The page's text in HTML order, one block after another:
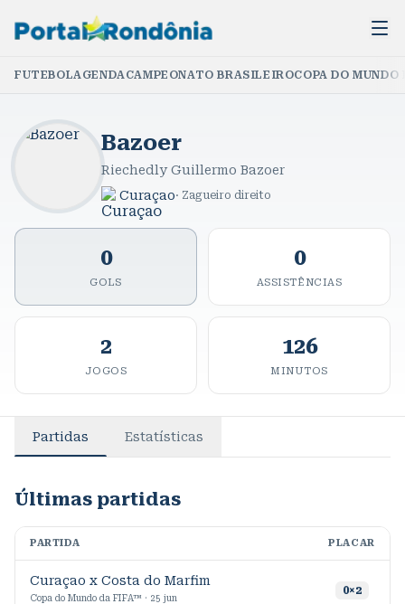
FUTEBOLAGENDACAMPEONATO BRASILEIROCOPA DO
Bazoer
Riechedly Guillermo Bazoer
Curaçao· Zagueiro direito
0
GOLS
0
ASSISTÊNCIAS
2
JOGOS
126
MINUTOS
Partidas Estatísticas
Últimas partidas
PARTIDA PLACAR
Curaçao x Costa do Marfim
Copa do Mundo da FIFA™ · 25 jun
0×2